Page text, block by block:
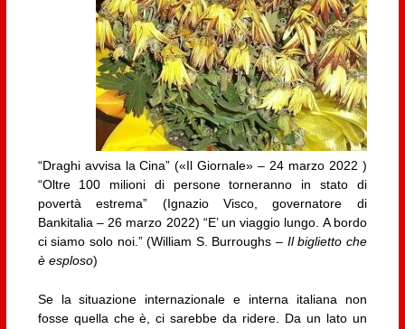
“Draghi avvisa la Cina” («Il Giornale» – 24 marzo 2022 )
“Oltre 100 milioni di persone torneranno in stato di
povertà estrema” (Ignazio Visco, governatore di
Bankitalia – 26 marzo 2022) “E’ un viaggio lungo. A bordo
ci siamo solo noi.” (William S. Burroughs – Il biglietto che
è esploso)
Se la situazione internazionale e interna italiana non
fosse quella che è, ci sarebbe da ridere. Da un lato un